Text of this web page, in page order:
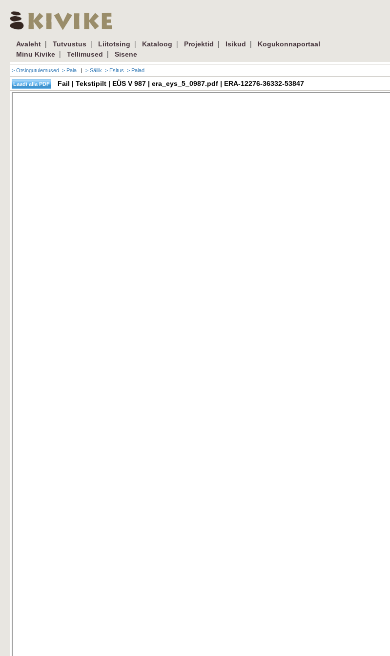
Avaleht | Tutvustus | Liitotsing | Kataloog | Projektid | Isikud |
Kogukonnaportaal
Minu Kivike | Tellimused | Sisene
> Otsingutulemused > Pala | > Säilik > Esitus > Palad
Fail | Tekstipilt | EÜS V 987 | era_eys_5_0987.pdf | ERA-12276-36332-53847